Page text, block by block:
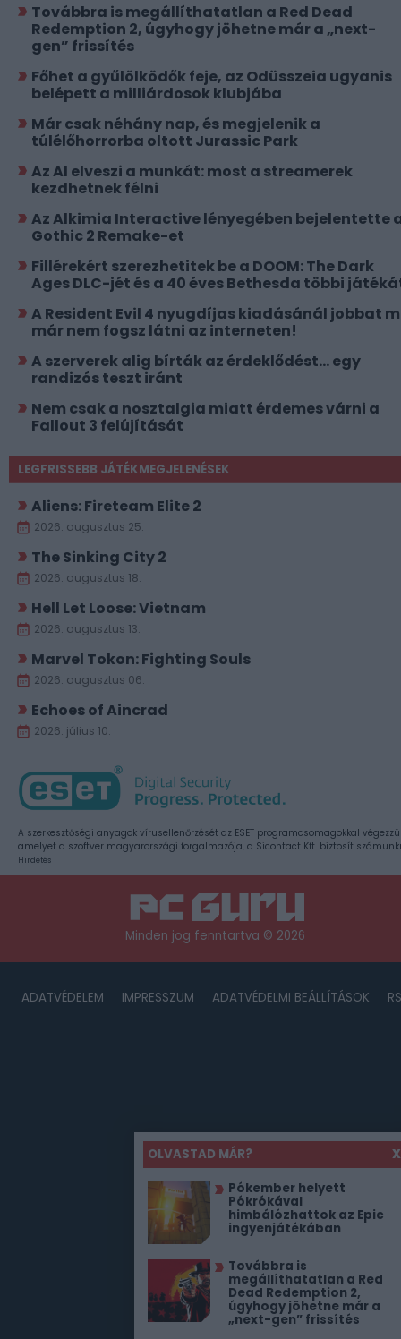
OLVASTAD MÁR?
X
Pókember helyett
Pókrókával
himbálózhattok az Epic
ingyenjátékában
Továbbra is
megállíthatatlan a Red
Dead Redemption 2,
úgyhogy jöhetne már a
„next-gen” frissítés
Továbbra is megállíthatatlan a Red Dead
Redemption 2, úgyhogy jöhetne már a „next-
gen” frissítés
Főhet a gyűlölködők feje, az Odüsszeia ugyanis
belépett a milliárdosok klubjába
Már csak néhány nap, és megjelenik a
túlélőhorrorba oltott Jurassic Park
Az AI elveszi a munkát: most a streamerek
kezdhetnek félni
Az Alkimia Interactive lényegében bejelentette
Gothic 2 Remake-et
Fillérekért szerezhetitek be a DOOM: The Dark
Ages DLC-jét és a 40 éves Bethesda többi
A Resident Evil 4 nyugdíjas kiadásánál jobbat
már nem fogsz látni az interneten!
A szerverek alig bírták az érdeklődést... egy
randizós teszt iránt
Nem csak a nosztalgia miatt érdemes várni a
Fallout 3 felújítását
LEGFRISSEBB JÁTÉKMEGJELENÉSEK
Aliens: Fireteam Elite 2
2026. augusztus 25.
The Sinking City 2
2026. augusztus 18.
Hell Let Loose: Vietnam
2026. augusztus 13.
Marvel Tokon: Fighting Souls
2026. augusztus 06.
Echoes of Aincrad
2026. július 10.
A szerkesztőségi anyagok vírusellenőrzését az ESET programcsomagokkal
amelyet a szoftver magyarországi forgalmazója, a Sicontact Kft. biztosít
Hirdetés
Minden jog fenntartva © 2026
ADATVÉDELEM IMPRESSZUM ADATVÉDELMI BEÁLLÍTÁSOK